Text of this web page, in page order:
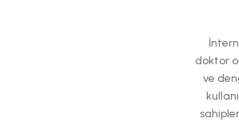
Ürün resmi kalitesiz, bozuk veya
Ürün açıklamasında eksik bilgiler
Ürün bilgilerinde hatalar bulunuyor.
Ürün fiyatı diğer sitelerden daha pahalı.
doktor
ve